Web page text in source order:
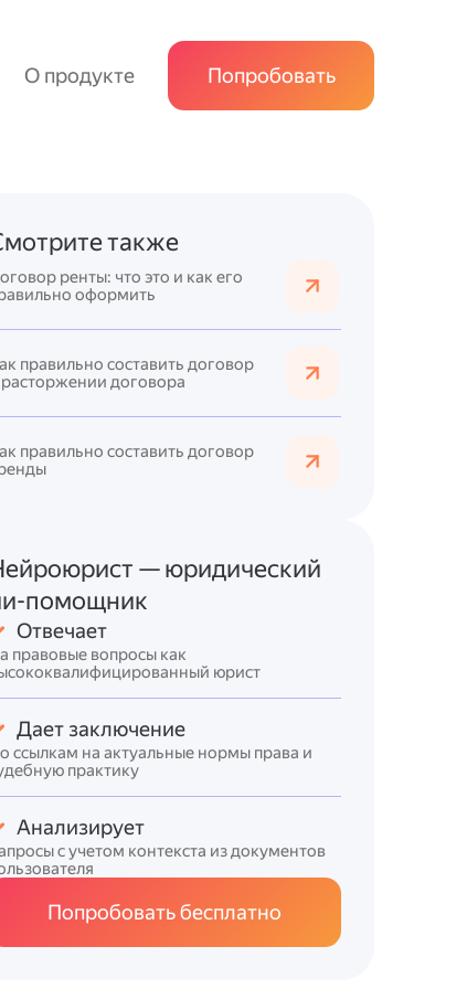
О продукте Попробовать
также
оформить
договора
— юридический
помощник
Отвечает
правовые вопросы как
юрист
Дает заключение
ссылкам на актуальные нормы права и
практику
Анализирует
с учетом контекста из документов
Попробовать бесплатно